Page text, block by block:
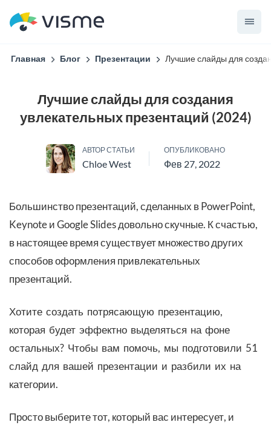
Главная Блог Презентации Лучшие слайды для
Лучшие слайды для создания
увлекательных презентаций (2024)
АВТОР СТАТЬИ
Chloe West
ОПУБЛИКОВАНО
Фев 27, 2022
Большинство презентаций, сделанных в PowerPoint,
Keynote и Google Slides довольно скучные. К счастью,
в настоящее время существует множество других
способов оформления привлекательных
презентаций.
Хотите создать потрясающую презентацию,
которая будет эффектно выделяться на фоне
остальных? Чтобы вам помочь, мы подготовили 51
слайд для вашей презентации и разбили их на
категории.
Просто выберите тот, который вас интересует, и